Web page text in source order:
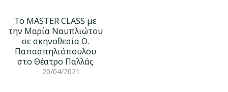
Το MASTER CLASS με
την Μαρία Ναυπλιώτου
σε σκηνοθεσία Ο.
Παπασπηλιόπουλου
στο Θέατρο Παλλάς
20/04/2021